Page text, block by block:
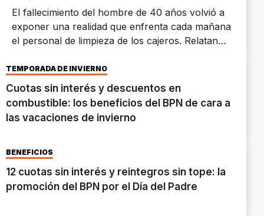
El fallecimiento del hombre de 40 años volvió a
exponer una realidad que enfrenta cada mañana
el personal de limpieza de los cajeros. Relatan
biológicos y situaciones que obligan a pedir
ayuda policial.
TEMPORADA DE INVIERNO
Cuotas sin interés y descuentos en
combustible: los beneficios del BPN de cara a
las vacaciones de invierno
BENEFICIOS
12 cuotas sin interés y reintegros sin tope: la
promoción del BPN por el Día del Padre